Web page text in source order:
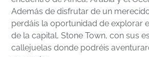
Además de disfrutar de un
perdáis la oportunidad de explorar
de la capital, Stone Town, con sus
callejuelas donde podréis